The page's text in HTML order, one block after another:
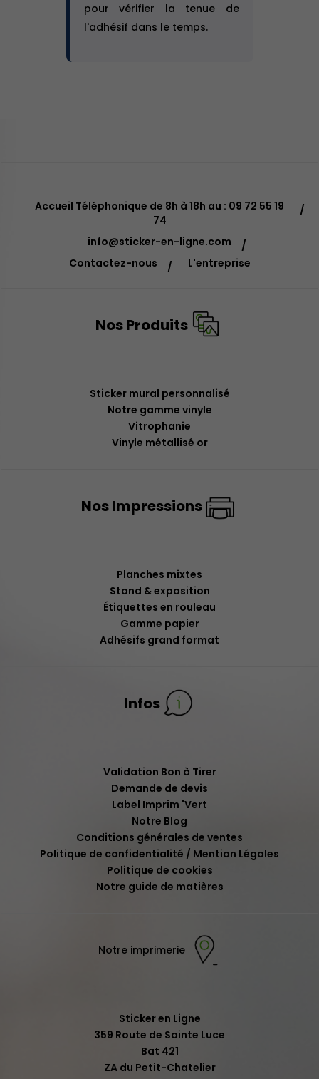
pour vérifier la tenue de
l'adhésif dans le temps.
Accueil Téléphonique de 8h à 18h au : 09 72 55 19
74
info@sticker-en-ligne.com
Contactez-nous
L'entreprise
Nos Produits
Sticker mural personnalisé
Notre gamme vinyle
Vitrophanie
Vinyle métallisé or
Nos Impressions
Planches mixtes
Stand & exposition
Étiquettes en rouleau
Gamme papier
Adhésifs grand format
Infos
Validation Bon à Tirer
Demande de devis
Label Imprim 'Vert
Notre Blog
Conditions générales de ventes
Politique de confidentialité / Mention Légales
Politique de cookies
Notre guide de matières
Notre imprimerie
Sticker en Ligne
359 Route de Sainte Luce
Bat 421
ZA du Petit-Chatelier